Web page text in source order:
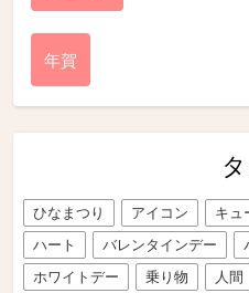
年賀
ひなまつり アイコン キュ
ハート
バレンタインデー
ホワイトデー
乗り物 人間